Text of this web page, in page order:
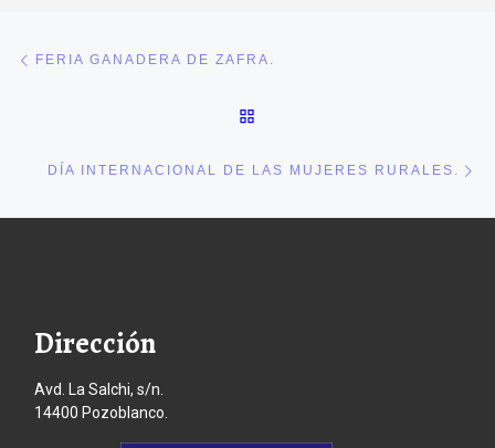
Navegación de entradas
FERIA GANADERA DE ZAFRA.
DÍA INTERNACIONAL DE LAS MUJERES RURALES.
Dirección
Avd. La Salchi, s/n.
14400 Pozoblanco.